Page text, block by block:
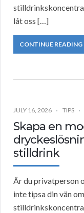
låt oss […]
CONTINUE READING
JULY 16, 2026 TIPS
Skapa en
stilldrink
Är du privatperson
inte tipsa din vän